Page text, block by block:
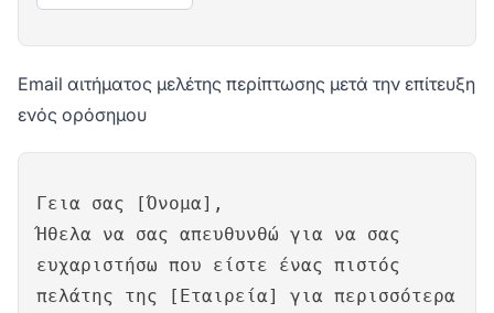
Email αιτήματος μελέτης περίπτωσης μετά την επίτευξη
ενός ορόσημου
Γεια σας [Όνομα],
Ήθελα να σας απευθυνθώ για να σας
ευχαριστήσω που είστε ένας πιστός
πελάτης της [Εταιρεία] για περισσότερα